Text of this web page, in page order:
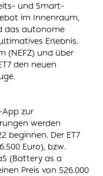
und Smart-
im Innenraum,
das autonome
Erlebnis.
(NEFZ) und über
den neuen
App zur
werden
beginnen. Der ET7
Euro), bzw.
(Battery as a
Preis von 526.000